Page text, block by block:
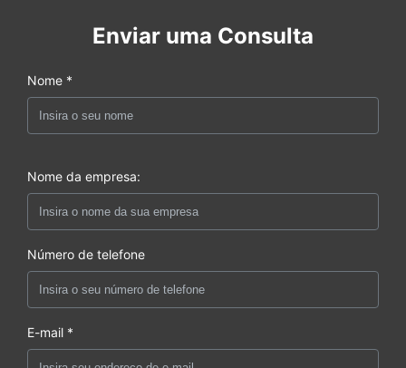
Enviar uma Consulta
Nome *
Nome da empresa:
Número de telefone
E-mail *